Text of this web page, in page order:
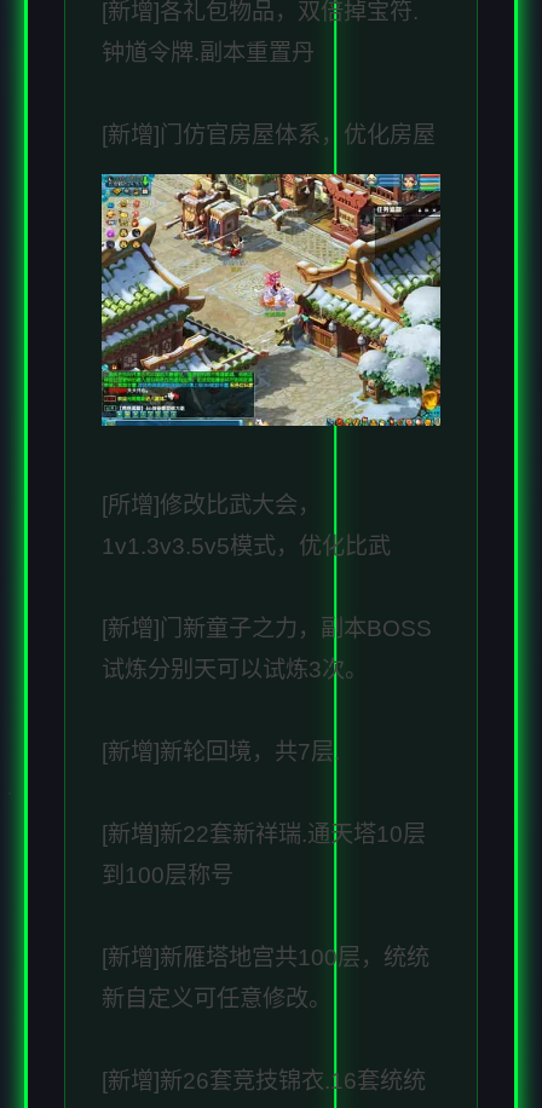
[新增]各礼包物品，双倍掉宝符.
钟馗令牌.副本重置丹
[新增]门仿官房屋体系，优化房屋
[所增]修改比武大会，
1v1.3v3.5v5模式，优化比武
[新增]门新童子之力，副本BOSS
试炼分别天可以试炼3次。
[新增]新轮回境，共7层.
[新増]新22套新祥瑞.通天塔10层
到100层称号
[新增]新雁塔地宫共100层，统统
新自定义可任意修改。
[新增]新26套竞技锦衣.16套统统